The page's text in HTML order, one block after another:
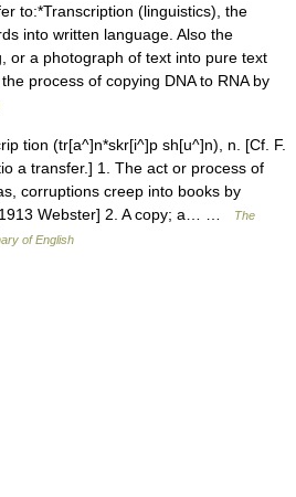
to:*Transcription (linguistics), the
into written language. Also the
or a photograph of text into pure text
process of copying DNA to RNA by
tion (tr[a^]n*skr[i^]p sh[u^]n), n. [Cf. F.
a transfer.] 1. The act or process of
corruptions creep into books by
Webster] 2. A copy; a… …
The
of English